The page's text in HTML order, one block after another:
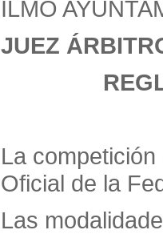
ILMO
JUEZ
La
Oficial de la
Las